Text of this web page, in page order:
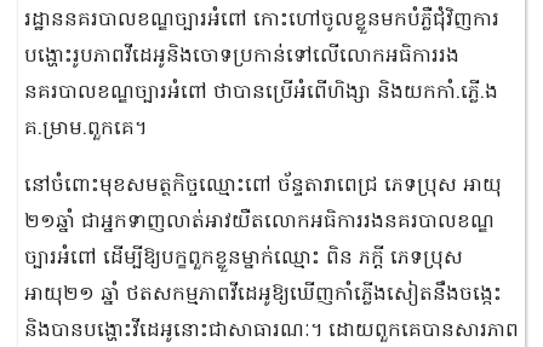
រដ្ឋាននគរបាលខណ្ឌច្បារអំពៅ កោះហៅចូលខ្លួនមកបំភ្លឺជុំវិញការ
បង្ហោះរូបភាពវីដេអូនិងចោទប្រកាន់ទៅលើលោកអធិការរង
នគរបាលខណ្ឌច្បារអំពៅ ថាបានប្រើអំពើហិង្សា និងយកកាំ.ភ្លើ.ង
គ.ម្រាម.ពួកគេ។
នៅចំពោះមុខសមត្ថកិច្ចឈ្មោះពៅ ច័ន្ទតារាពេជ្រ ភេទប្រុស អាយុ
២១ឆ្នាំ ជាអ្នកទាញលាត់អាវយឺតលោកអធិការរងនគរបាលខណ្ឌ
ច្បារអំពៅ ដើម្បីឱ្យបក្ខពួកខ្លួនម្នាក់ឈ្មោះ ពិន ភក្តី ភេទប្រុស
អាយុ២១ ឆ្នាំ ថតសកម្មភាពវីដេអូឱ្យឃើញកាំភ្លើងសៀតនឹងចង្កេះ
និងបានបង្ហោះវីដេអូនោះជាសាធារណៈ។ ដោយពួកគេបានសារភាព